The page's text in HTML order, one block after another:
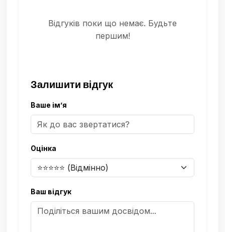
Відгуків поки що немає. Будьте
першим!
Залишити відгук
Ваше ім’я
Оцінка
Ваш відгук